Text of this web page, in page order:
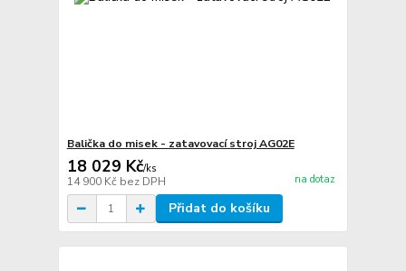
Balička do misek - zatavovací stroj AG02E
18 029 Kč/ks
14 900 Kč bez DPH na dotaz
Přidat do košíku